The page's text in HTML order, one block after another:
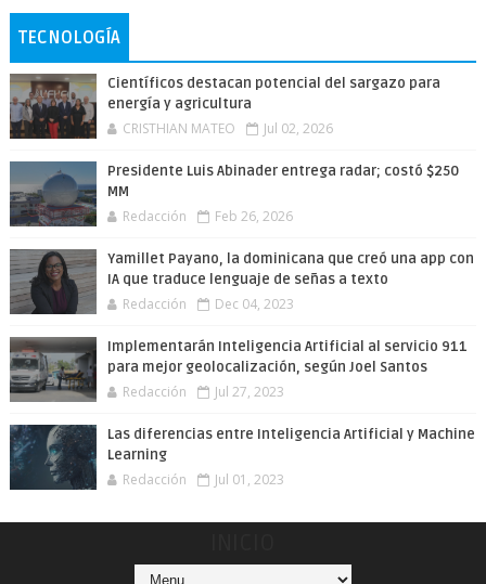
TECNOLOGÍA
Científicos destacan potencial del sargazo para
energía y agricultura
CRISTHIAN MATEO Jul 02, 2026
Presidente Luis Abinader entrega radar; costó $250
MM
Redacción Feb 26, 2026
Yamillet Payano, la dominicana que creó una app con
IA que traduce lenguaje de señas a texto
Redacción Dec 04, 2023
Implementarán Inteligencia Artificial al servicio 911
para mejor geolocalización, según Joel Santos
Redacción Jul 27, 2023
Las diferencias entre Inteligencia Artificial y Machine
Learning
Redacción Jul 01, 2023